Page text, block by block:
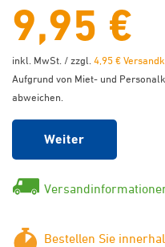
9,95 €
inkl. MwSt. / zzgl. 4,95 €
Aufgrund von Miet- und
abweichen.
Weiter
Bestellen Sie